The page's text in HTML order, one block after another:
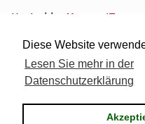
Diese Website
Lesen Sie mehr in der
Datenschutzerklärung
Hosted by My own IT.
Serendipity& the